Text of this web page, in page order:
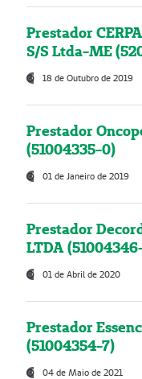
Prestador
S/S Ltda-ME
18 de Outubro de 2019
Prestador
(51004335-0)
01 de Janeiro de 2019
Prestador
LTDA
01 de Abril de 2020
Prestador
(51004354-7)
04 de Maio de 2021